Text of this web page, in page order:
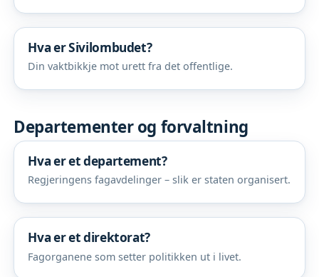
Hva er Sivilombudet?
Din vaktbikkje mot urett fra det offentlige.
Departementer og forvaltning
Hva er et departement?
Regjeringens fagavdelinger – slik er staten organisert.
Hva er et direktorat?
Fagorganene som setter politikken ut i livet.